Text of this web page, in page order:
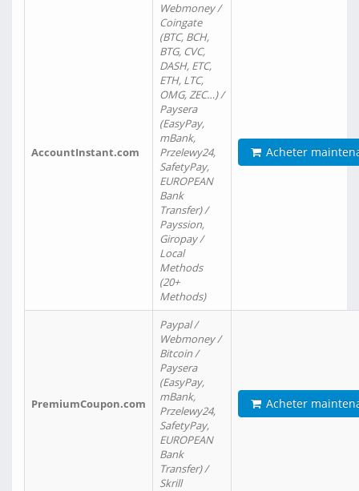
AccountInstant.com
Webmoney /
Coingate
(BTC, BCH,
BTG, CVC,
DASH, ETC,
ETH, LTC,
OMG, ZEC…) /
Paysera
(EasyPay,
mBank,
Przelewy24,
SafetyPay,
EUROPEAN
Bank
Transfer) /
Payssion,
Giropay /
Local
Methods
(20+
Methods)
Acheter
PremiumCoupon.com
Paypal /
Webmoney /
Bitcoin /
Paysera
(EasyPay,
mBank,
Przelewy24,
SafetyPay,
EUROPEAN
Bank
Transfer) /
Skrill
Acheter